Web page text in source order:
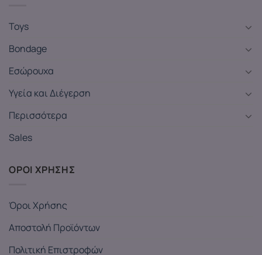
Toys
Bondage
Εσώρουχα
Υγεία και Διέγερση
Περισσότερα
Sales
ΟΡΟΙ ΧΡΗΣΗΣ
Όροι Χρήσης
Αποστολή Προϊόντων
Πολιτική Επιστροφών